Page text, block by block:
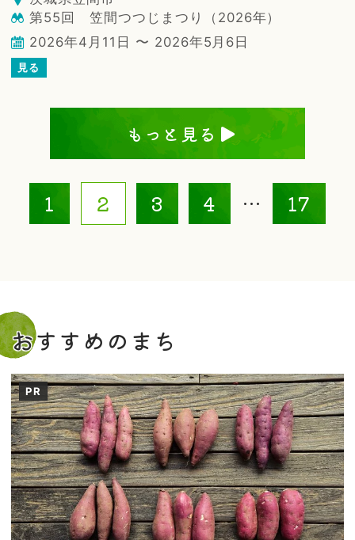
第55回 笠間つつじまつり（2026年）
2026年4月11日 〜 2026年5月6日
見る
もっと見る
1 2 3 4 … 17
おすすめのまち
PR